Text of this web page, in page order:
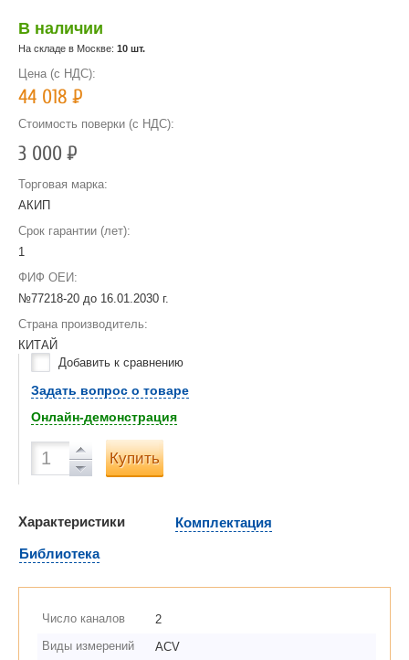
В наличии
На складе в Москве: 10 шт.
Цена (с НДС):
44 018Р
Стоимость поверки (с НДС):
3 000Р
Торговая марка:
АКИП
Срок гарантии (лет):
1
ФИФ ОЕИ:
№77218-20 до 16.01.2030 г.
Страна производитель:
КИТАЙ
Добавить к сравнению
Задать вопрос о товаре
Онлайн-демонстрация
Купить
Характеристики
Комплектация
Библиотека
Число каналов
2
Виды измерений
ACV